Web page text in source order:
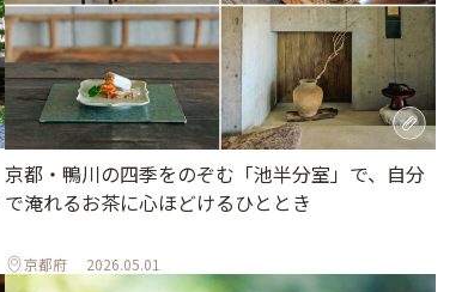
京都・鴨川の四季をのぞむ「池半分室」で、自分
で淹れるお茶に心ほどけるひととき
京都府 2026.05.01